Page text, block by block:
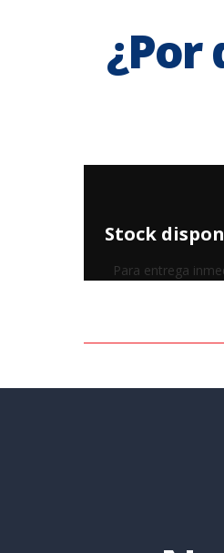
¿Por
Stock
Para entrega